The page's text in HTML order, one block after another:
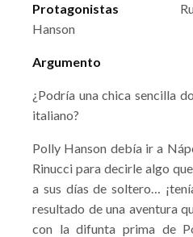
Protagonistas
Hanson
Argumento
¿Podría una chica sencilla
italiano?
Polly Hanson debía ir a
Rinucci para decirle algo
a sus días de soltero…
resultado de una aventura
con la difunta prima de